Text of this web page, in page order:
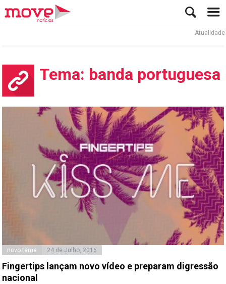
Atualidade
Tema: banda portuguesa
novo tema 24 de Julho, 2016
Fingertips lançam novo vídeo e preparam digressão
nacional